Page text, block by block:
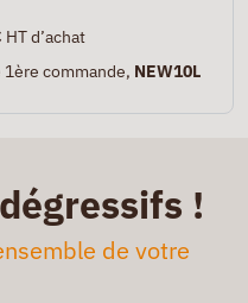
d’achat
commande, NEW10L
!
de votre